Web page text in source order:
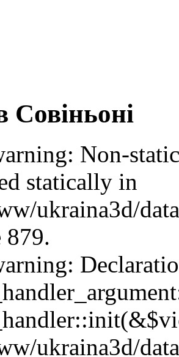
Совіньоні
Non-
statically in
ukraina3d/
879.
ukraina3d/